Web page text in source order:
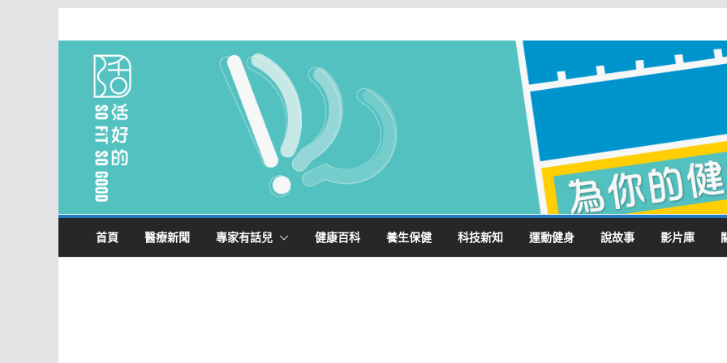
content
首頁 醫療新聞 專家有話兒 健康百科 養生保健 科技新知 運動健身 說故事 影片庫